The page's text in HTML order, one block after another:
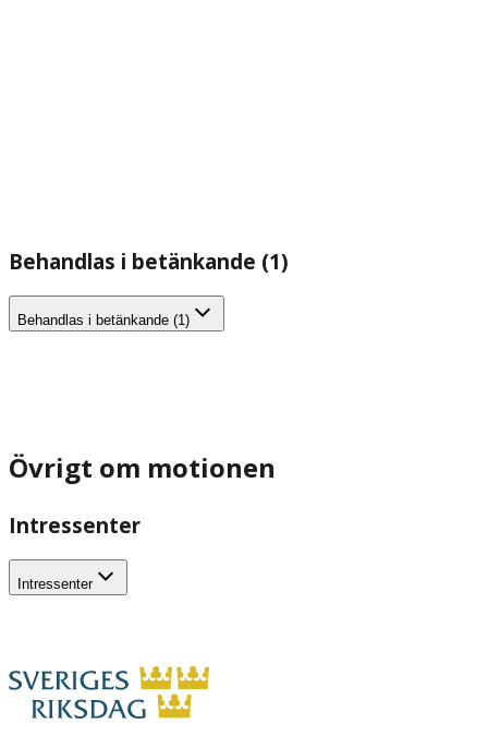
Behandlas i betänkande (1)
Behandlas i betänkande (1)
Övrigt om motionen
Intressenter
Intressenter